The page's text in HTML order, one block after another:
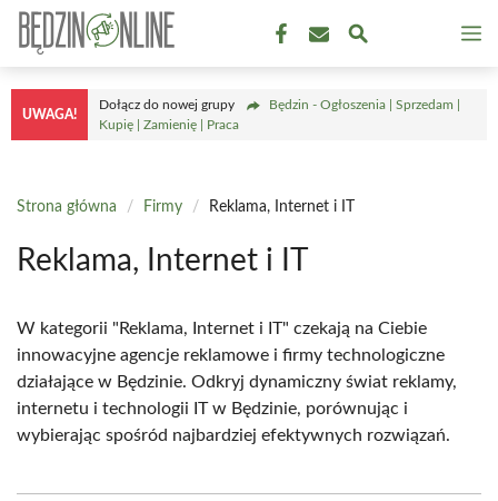
Przejdź
treści
UWAGA!
Dołącz do nowej grupy
Będzin - Ogłoszenia | Sprzedam |
Kupię | Zamienię | Praca
Strona główna / Firmy / Reklama, Internet i IT
Reklama, Internet i IT
W kategorii "Reklama, Internet i IT" czekają na Ciebie
innowacyjne agencje reklamowe i firmy technologiczne
działające w Będzinie. Odkryj dynamiczny świat reklamy,
internetu i technologii IT w Będzinie, porównując i
wybierając spośród najbardziej efektywnych rozwiązań.